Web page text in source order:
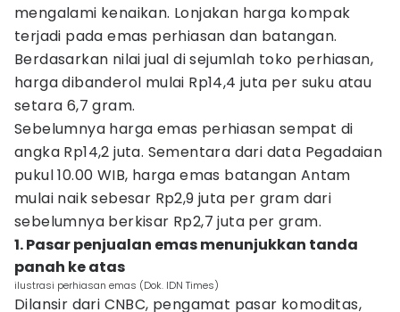
mengalami kenaikan. Lonjakan harga kompak
terjadi pada emas perhiasan dan batangan.
Berdasarkan nilai jual di sejumlah toko perhiasan,
harga dibanderol mulai Rp14,4 juta per suku atau
setara 6,7 gram.
Sebelumnya harga emas perhiasan sempat di
angka Rp14,2 juta. Sementara dari data Pegadaian
pukul 10.00 WIB, harga emas batangan Antam
mulai naik sebesar Rp2,9 juta per gram dari
sebelumnya berkisar Rp2,7 juta per gram.
1. Pasar penjualan emas menunjukkan tanda
panah ke atas
ilustrasi perhiasan emas (Dok. IDN Times)
Dilansir dari CNBC, pengamat pasar komoditas,